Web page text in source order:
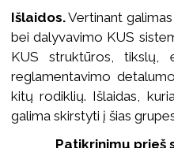
Išlaidos.Vertinant
bei dalyvavimo KUS
KUS struktūros, tikslų,
reglamentavimo
kitų rodiklių. Išlaidas,
galima skirstyti į šias
Patikrinimų prieš